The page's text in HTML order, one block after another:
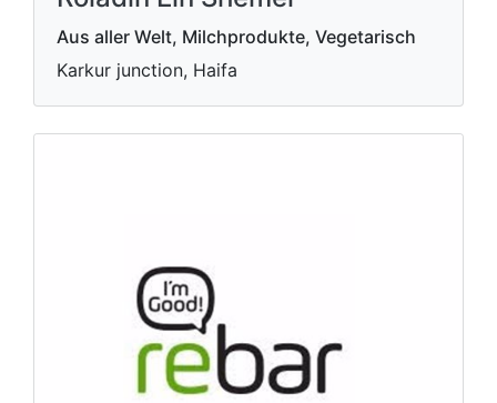
Aus aller Welt, Milchprodukte, Vegetarisch
Karkur junction, Haifa